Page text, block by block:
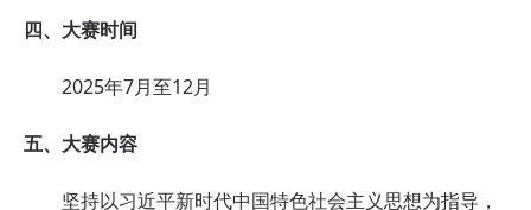
四、大赛时间
2025年7月至12月
五、大赛内容
坚持以习近平新时代中国特色社会主义思想为指导，